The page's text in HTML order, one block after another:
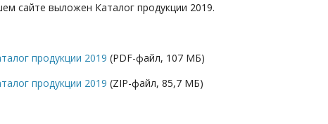
сайте выложен Каталог продукции 2019.
продукции 2019 (PDF-файл, 107 МБ)
продукции 2019 (ZIP-файл, 85,7 МБ)